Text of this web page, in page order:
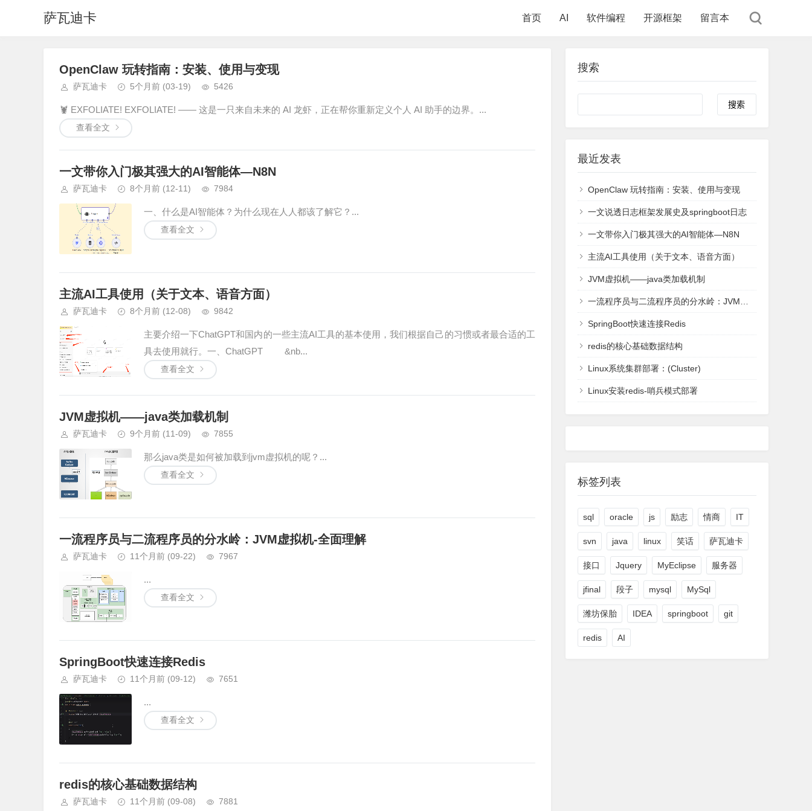
萨瓦迪卡 首页 AI 软件编程 开源框架 留言本
OpenClaw 玩转指南：安装、使用与变现
萨瓦迪卡 5个月前 (03-19) 5426
🦞 EXFOLIATE! EXFOLIATE! —— 这是一只来自未来的 AI 龙虾，正在帮你重新定义个人 AI 助手的边界。...
查看全文
一文带你入门极其强大的AI智能体—N8N
萨瓦迪卡 8个月前 (12-11) 7984
一、什么是AI智能体？为什么现在人人都该了解它？...
查看全文
主流AI工具使用（关于文本、语音方面）
萨瓦迪卡 8个月前 (12-08) 9842
主要介绍一下ChatGPT和国内的一些主流AI工具的基本使用，我们根据自己的习惯或者最合适的工
具去使用就行。一、ChatGPT &nb...
查看全文
JVM虚拟机——java类加载机制
萨瓦迪卡 9个月前 (11-09) 7855
那么java类是如何被加载到jvm虚拟机的呢？...
查看全文
一流程序员与二流程序员的分水岭：JVM虚拟机-全面理解
萨瓦迪卡 11个月前 (09-22) 7967
...
查看全文
SpringBoot快速连接Redis
萨瓦迪卡 11个月前 (09-12) 7651
...
查看全文
redis的核心基础数据结构
萨瓦迪卡 11个月前 (09-08) 7881
搜索
Search
最近发表
OpenClaw 玩转指南：安装、使用与变现
一文说透日志框架发展史及springboot日志
一文带你入门极其强大的AI智能体—N8N
主流AI工具使用（关于文本、语音方面）
JVM虚拟机——java类加载机制
一流程序员与二流程序员的分水岭：JVM虚拟机-全面理解
SpringBoot快速连接Redis
redis的核心基础数据结构
Linux系统集群部署：(Cluster)
Linux安装redis-哨兵模式部署
标签列表
sql oracle js 励志 情商 IT
svn java linux 笑话 萨瓦迪卡
接口 Jquery MyEclipse 服务器
jfinal 段子 mysql MySql
潍坊保胎 IDEA springboot git
redis AI